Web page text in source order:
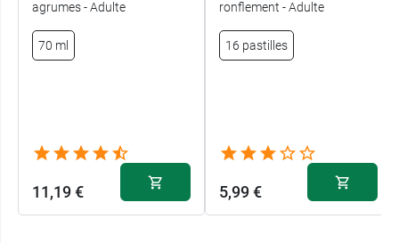
agrumes - Adulte
70 ml
11,19 €
ronflement - Adulte
16 pastilles
5,99 €